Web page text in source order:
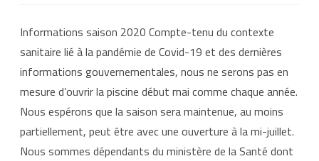
Informations saison 2020 Compte-tenu du contexte
sanitaire lié à la pandémie de Covid-19 et des dernières
informations gouvernementales, nous ne serons pas en
mesure d’ouvrir la piscine début mai comme chaque année.
Nous espérons que la saison sera maintenue, au moins
partiellement, peut être avec une ouverture à la mi-juillet.
Nous sommes dépendants du ministère de la Santé dont